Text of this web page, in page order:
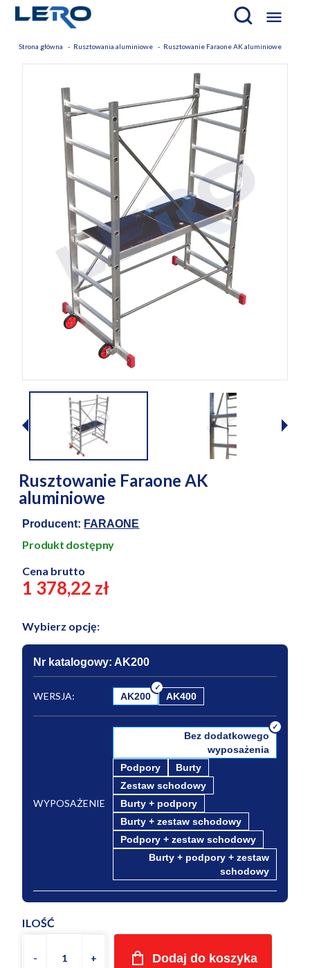

Strona główna Rusztowania aluminiowe Rusztowanie Faraone AK aluminiowe
Rusztowanie Faraone AK
aluminiowe
Producent: FARAONE
Produkt dostępny
Cena brutto
1 378,22 zł
Wybierz opcję:
Nr katalogowy: AK200
WERSJA: AK200 AK400
WYPOSAŻENIE
Bez dodatkowego
wyposażenia
Podpory
Burty
Zestaw schodowy
Burty + podpory
Burty + zestaw schodowy
Podpory + zestaw schodowy
Burty + podpory + zestaw
schodowy
ILOŚĆ
Dodaj do koszyka